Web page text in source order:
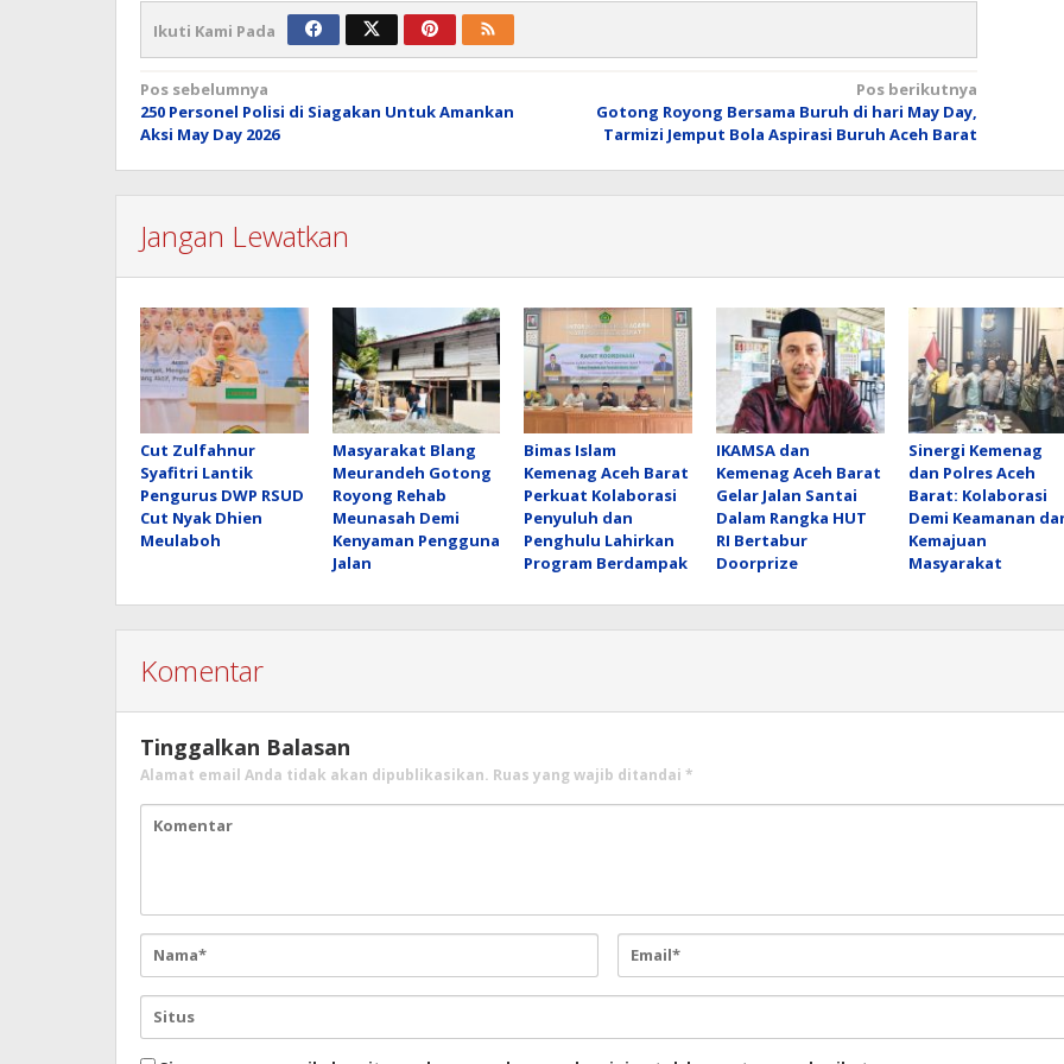
Ikuti Kami Pada
Navigasi
pos
Pos sebelumnya
250 Personel Polisi di Siagakan Untuk Amankan
Aksi May Day 2026
Pos berikutnya
Gotong Royong Bersama Buruh di hari May Day,
Tarmizi Jemput Bola Aspirasi Buruh Aceh Barat
Jangan Lewatkan
Cut Zulfahnur
Syafitri Lantik
Pengurus DWP RSUD
Cut Nyak Dhien
Meulaboh
Masyarakat Blang
Meurandeh Gotong
Royong Rehab
Meunasah Demi
Kenyaman Pengguna
Jalan
Bimas Islam
Kemenag Aceh Barat
Perkuat Kolaborasi
Penyuluh dan
Penghulu Lahirkan
Program Berdampak
IKAMSA dan
Kemenag Aceh Barat
Gelar Jalan Santai
Dalam Rangka HUT
RI Bertabur
Doorprize
Sinergi Kemenag
dan Polres Aceh
Barat: Kolaborasi
Demi Keamanan
Kemajuan
Masyarakat
Komentar
Tinggalkan Balasan
Alamat email Anda tidak akan dipublikasikan. Ruas yang wajib ditandai *